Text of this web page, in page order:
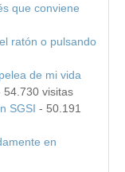
que conviene
ratón o pulsando
de mi vida
54.730 visitas
SGSI - 50.191
en